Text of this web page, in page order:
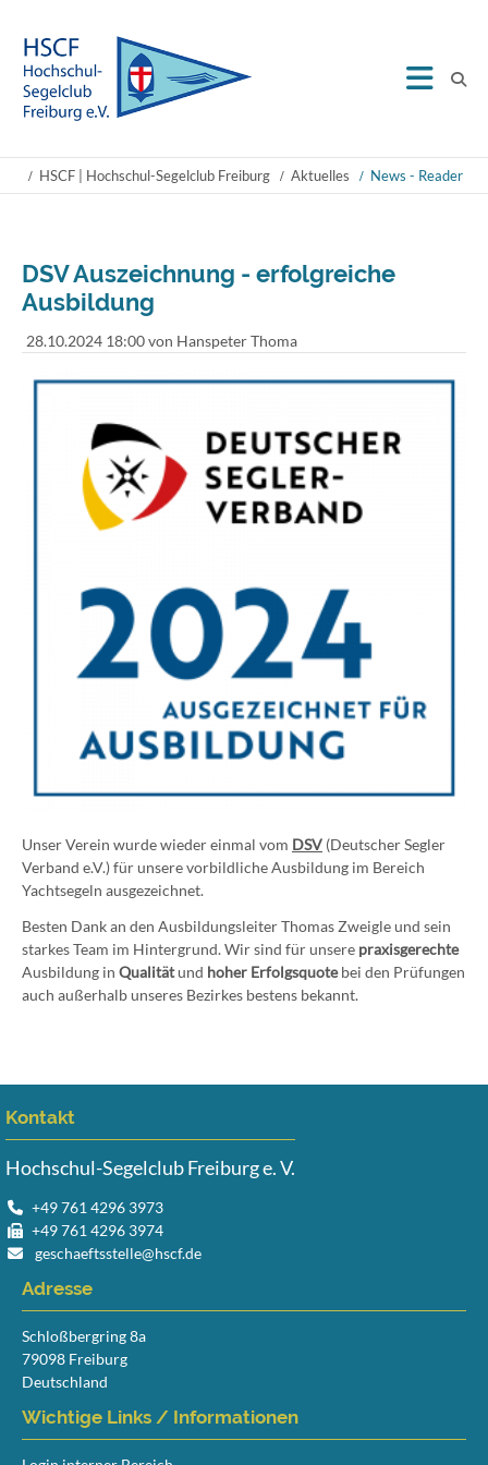
HSCF | Hochschul-Segelclub Freiburg Aktuelles News - Reader
DSV Auszeichnung - erfolgreiche
Ausbildung
28.10.2024 18:00von Hanspeter Thoma
Unser Verein wurde wieder einmal vom DSV (Deutscher Segler
Verband e.V.) für unsere vorbildliche Ausbildung im Bereich
Yachtsegeln ausgezeichnet.
Besten Dank an den Ausbildungsleiter Thomas Zweigle und sein
starkes Team im Hintergrund. Wir sind für unsere praxisgerechte
Ausbildung in Qualitätund hoher Erfolgsquotebei den Prüfungen
auch außerhalb unseres Bezirkes bestens bekannt.
Kontakt
Hochschul-Segelclub Freiburg e. V.
+49 761 4296 3973
+49 761 4296 3974
geschaeftsstelle@hscf.de
Adresse
Schloßbergring 8a
79098 Freiburg
Deutschland
Wichtige Links / Informationen